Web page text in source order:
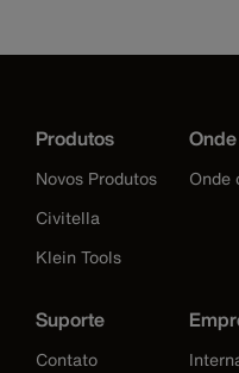
Produtos
Novos Produtos
Civitella
Klein Tools
Onde
Suporte
Contato